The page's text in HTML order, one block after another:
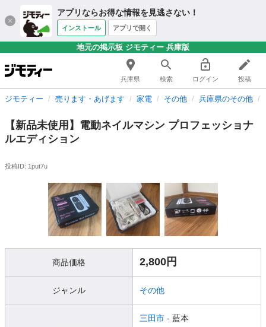
アプリならお得な情報を見逃さない！
インストール アプリで開く
地元の掲示板 ジモティー 兵庫版
兵庫県 検索 ログイン 投稿
ジモティー 売ります・あげます 家電 その他 兵庫県のその他
【新品未使用】電動ネイルマシン プロフェッショナ
ルエディション
投稿ID: 1put7u
商品価格 2,800円
ジャンル その他
三田市 - 藍本